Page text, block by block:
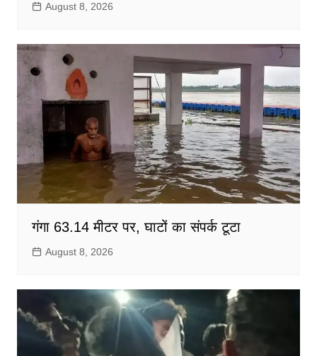
August 8, 2026
गंगा 63.14 मीटर पर, घाटों का संपर्क टूटा
August 8, 2026